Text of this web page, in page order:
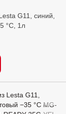
G11, синий,
°C, 1л